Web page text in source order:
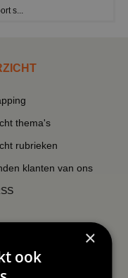
s...
thema's
rubrieken
klanten van ons
×
ook